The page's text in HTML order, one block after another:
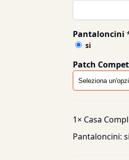
Pantaloncini
si
Patch
1× Casa
Pantaloncini: si